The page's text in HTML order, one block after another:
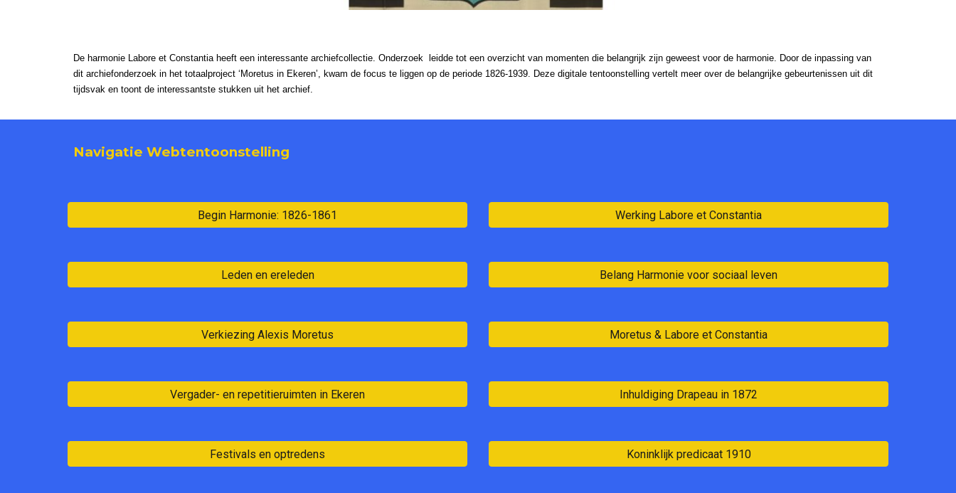
De harmonie Labore et Constantia heeft een interessante archiefcollectie. Onderzoek leidde tot een overzicht van momenten die belangrijk zijn geweest voor de harmonie. Door de inpassing van
dit archiefonderzoek in het totaalproject ‘Moretus in Ekeren’, kwam de focus te liggen op de periode 1826-1939. Deze digitale tentoonstelling vertelt meer over de belangrijke gebeurtenissen uit dit
tijdsvak en toont de interessantste stukken uit het archief.
Navigatie Webtentoonstelling
Begin Harmonie: 1826-1861 Werking Labore et Constantia
Leden en ereleden Belang Harmonie voor sociaal leven
Verkiezing Alexis Moretus Moretus & Labore et Constantia
Vergader- en repetitieruimten in Ekeren Inhuldiging Drapeau in 1872
Festivals en optredens Koninklijk predicaat 1910